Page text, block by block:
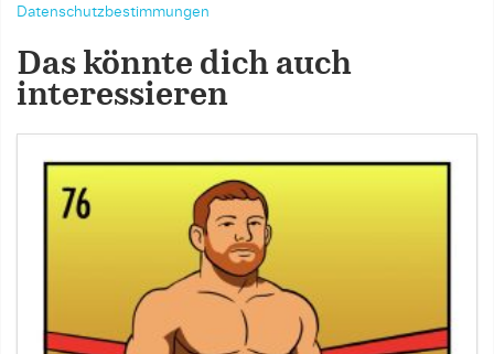
Datenschutzbestimmungen
Das könnte dich auch
interessieren